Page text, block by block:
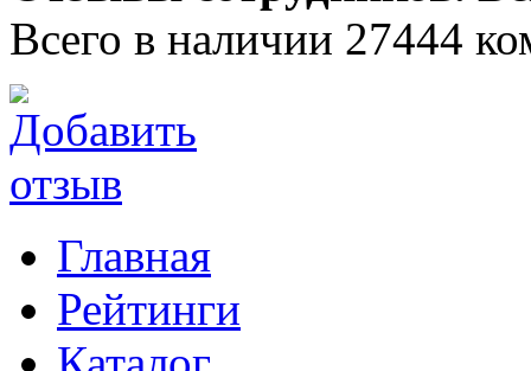
Всего в наличии 27444
Главная
Рейтинги